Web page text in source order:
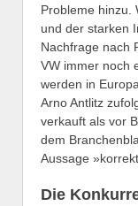
Probleme hinzu.
und der starken
Nachfrage nach
VW immer noch
werden in
Arno Antlitz
verkauft als vor
dem
Aussage
Die